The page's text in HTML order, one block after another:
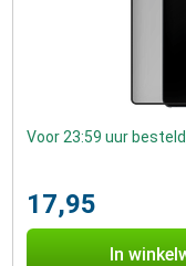
Voor 23:59 uur
17,95
In